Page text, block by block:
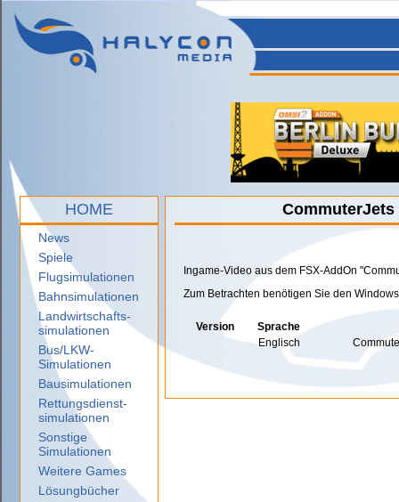
HOME
News
Spiele
Flugsimulationen
Bahnsimulationen
Landwirtschafts-
simulationen
Bus/LKW-
Simulationen
Bausimulationen
Rettungsdienst-
simulationen
Sonstige
Simulationen
Weitere Games
Lösungbücher
CommuterJets
Ingame-Video aus dem FSX-AddOn
Zum Betrachten benötigen Sie den
Version
Sprache
Englisch